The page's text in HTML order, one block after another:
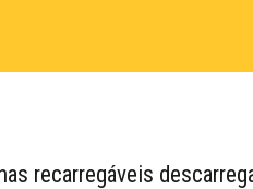
recarregáveis